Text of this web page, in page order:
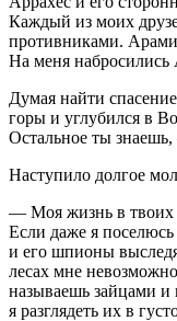
Каждый из моих
противниками.
На меня набросились
Думая найти
горы и углубился в
Остальное ты
Наступило долгое
— Моя жизнь в твоих
Если даже я
и его шпионы
лесах мне
называешь зайцами
я разглядеть их в